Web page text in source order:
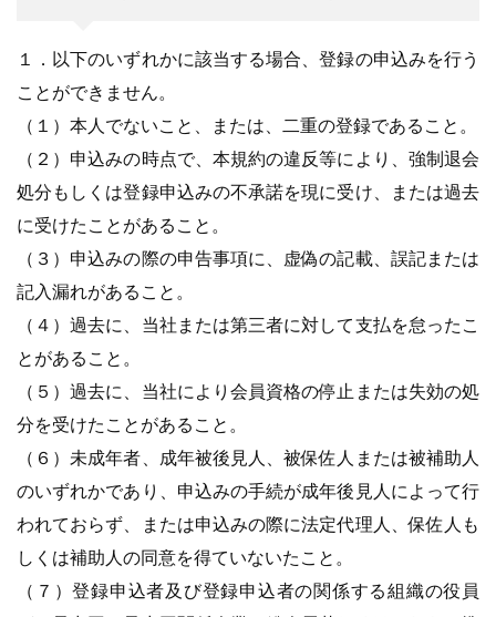
１．以下のいずれかに該当する場合、登録の申込みを行う
ことができません。
（１）本人でないこと、または、二重の登録であること。
（２）申込みの時点で、本規約の違反等により、強制退会
処分もしくは登録申込みの不承諾を現に受け、または過去
に受けたことがあること。
（３）申込みの際の申告事項に、虚偽の記載、誤記または
記入漏れがあること。
（４）過去に、当社または第三者に対して支払を怠ったこ
とがあること。
（５）過去に、当社により会員資格の停止または失効の処
分を受けたことがあること。
（６）未成年者、成年被後見人、被保佐人または被補助人
のいずれかであり、申込みの手続が成年後見人によって行
われておらず、または申込みの際に法定代理人、保佐人も
しくは補助人の同意を得ていないたこと。
（７）登録申込者及び登録申込者の関係する組織の役員